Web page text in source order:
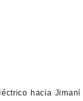
hacia Jimaní